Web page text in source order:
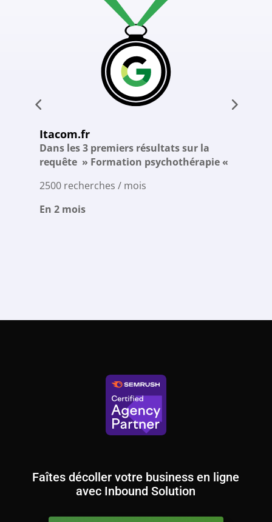
Itacom.fr
Dans les 3 premiers résultats sur la
requête » Formation psychothérapie «
2500 recherches / mois
En 2 mois
Faîtes décoller votre business en ligne
avec Inbound Solution